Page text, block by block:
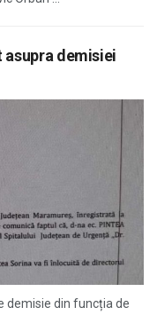
asupra demisiei
demisie din funcția de